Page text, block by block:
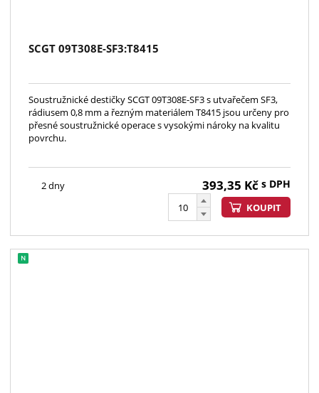
SCGT 09T308E-SF3:T8415
Soustružnické destičky SCGT 09T308E-SF3 s utvařečem SF3,
rádiusem 0,8 mm a řezným materiálem T8415 jsou určeny pro
přesné soustružnické operace s vysokými nároky na kvalitu
povrchu.
2 dny 393,35 Kč s DPH
KOUPIT